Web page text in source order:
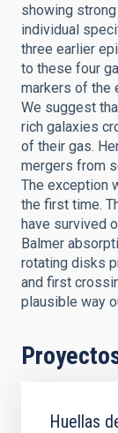
showing
individual
three earlier
to these four
markers of the
We suggest
rich galaxies
of their gas.
mergers from
The exception
the first time.
have survived
Balmer
rotating disks
and first
plausible way
Huellas